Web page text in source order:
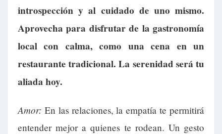
introspección y al cuidado de uno mismo.
Aprovecha para disfrutar de la gastronomía
local con calma, como una cena en un
restaurante tradicional. La serenidad será tu
aliada hoy.
Amor: En las relaciones, la empatía te permitirá
entender mejor a quienes te rodean. Un gesto